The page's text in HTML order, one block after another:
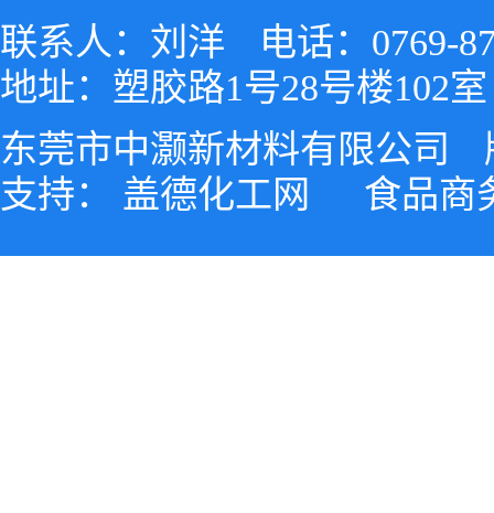
联系人：刘洋
电话：0769-
地址：塑胶路1号28号楼102室
东莞市中灏新材料有限公司
支持： 盖德化工网 食品商